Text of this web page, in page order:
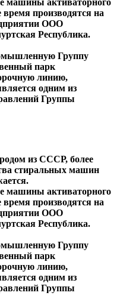
машины активаторного
производятся на
ООО
Республика.
Группу
парк
линию,
одним из
Группы
из СССР, более
стиральных машин
машины активаторного
производятся на
ООО
Республика.
Группу
парк
линию,
одним из
Группы